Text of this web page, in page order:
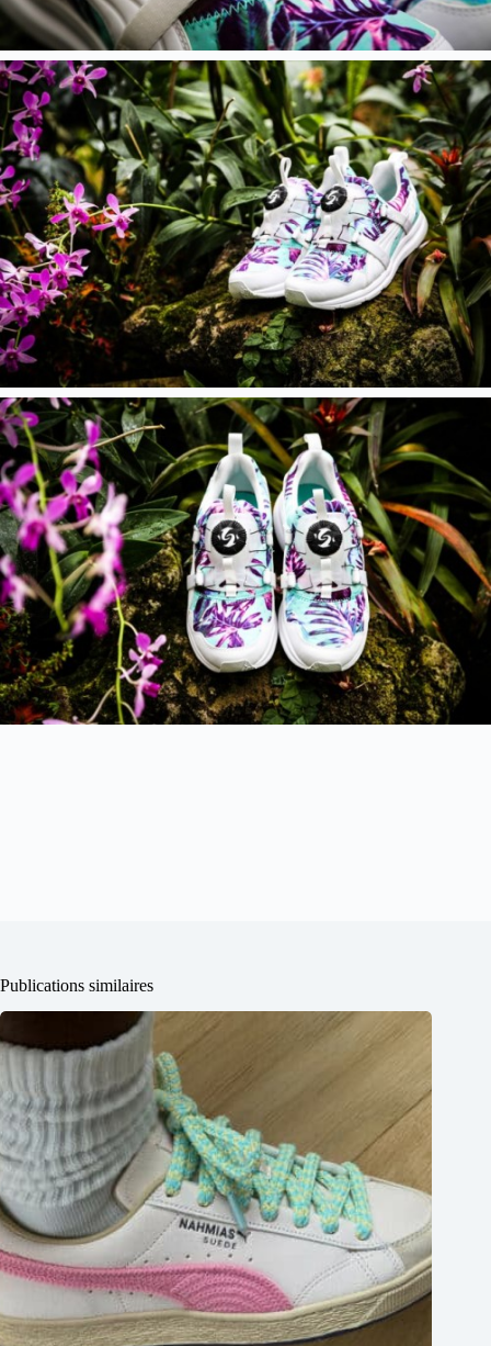
Publications similaires